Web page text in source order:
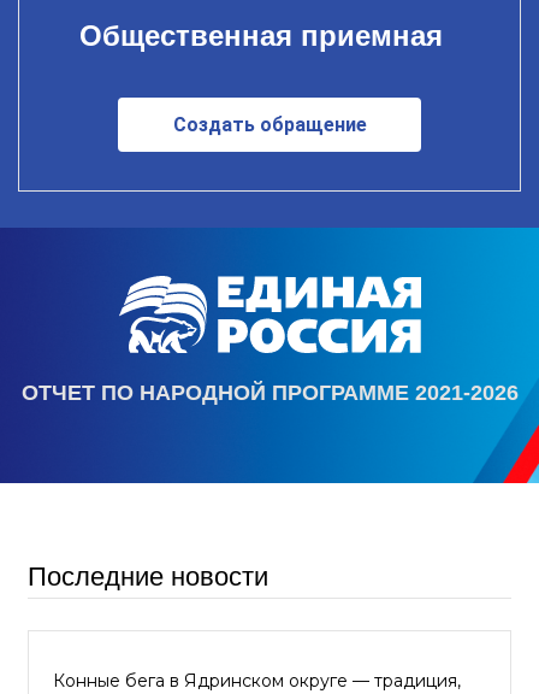
Общественная приемная
Создать обращение
ОТЧЕТ ПО НАРОДНОЙ ПРОГРАММЕ 2021-2026
Последние новости
Конные бега в Ядринском округе — традиция,